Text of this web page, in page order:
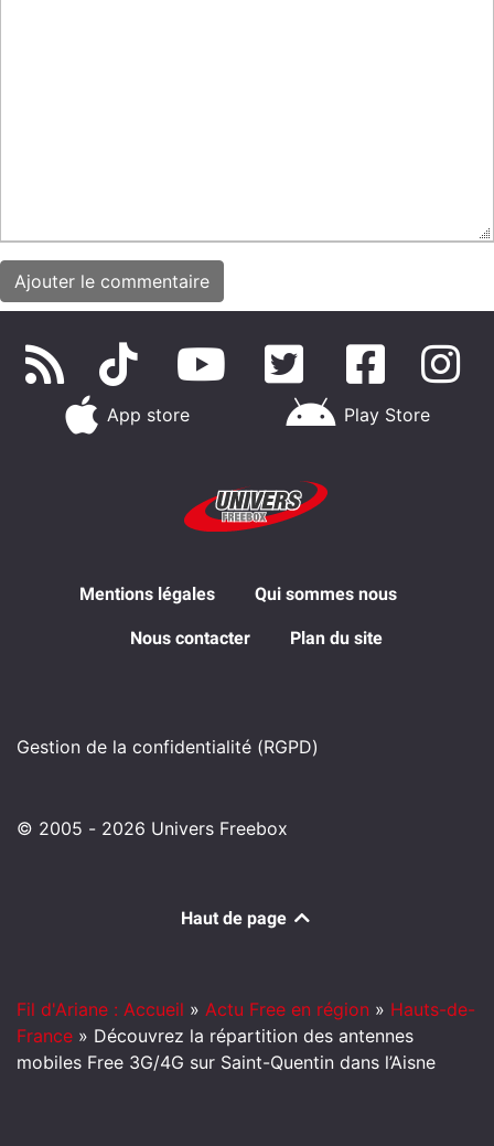
App store Play Store
Mentions légales Qui sommes nous
Nous contacter Plan du site
Gestion de la confidentialité (RGPD)
© 2005 - 2026 Univers Freebox
Haut de page
Fil d'Ariane : Accueil » Actu Free en région » Hauts-de-
France » Découvrez la répartition des antennes
mobiles Free 3G/4G sur Saint-Quentin dans l’Aisne